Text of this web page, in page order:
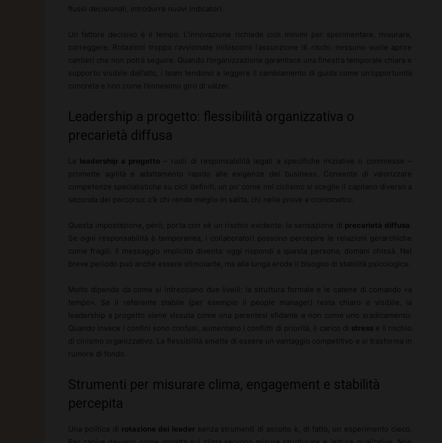
flussi decisionali, introdurre nuovi indicatori.
Un fattore decisivo è il tempo. L’innovazione richiede cicli minimi per sperimentare, misurare,
correggere. Rotazioni troppo ravvicinate inibiscono l’assunzione di rischi: nessuno vuole aprire
cantieri che non potrà seguire. Quando l’organizzazione garantisce una finestra temporale chiara e
supporto visibile dall’alto, i team tendono a leggere il cambiamento di guida come un’opportunità
concreta e non come l’ennesimo giro di valzer.
Leadership a progetto: flessibilità organizzativa o
precarietà diffusa
La leadership a progetto – ruoli di responsabilità legati a specifiche iniziative o commesse –
promette agilità e adattamento rapido alle esigenze del business. Consente di valorizzare
competenze specialistiche su cicli definiti, un po’ come nel ciclismo si sceglie il capitano diverso a
seconda del percorso: c’è chi rende meglio in salita, chi nelle prove a cronometro.
Questa impostazione, però, porta con sé un rischio evidente: la sensazione di precarietà diffusa
Se ogni responsabilità è temporanea, i collaboratori possono percepire le relazioni gerarchiche
come fragili. Il messaggio implicito diventa: oggi rispondi a questa persona, domani chissà. Nel
breve periodo può anche essere stimolante, ma alla lunga erode il bisogno di stabilità psicologica.
Molto dipende da come si intrecciano due livelli: la struttura formale e le catene di comando «a
tempo». Se il referente stabile (per esempio il people manager) resta chiaro e visibile, la
leadership a progetto viene vissuta come una parentesi sfidante e non come uno sradicamento.
Quando invece i confini sono confusi, aumentano i conflitti di priorità, il carico di stress e il rischio
di cinismo organizzativo. La flessibilità smette di essere un vantaggio competitivo e si trasforma in
rumore di fondo.
Strumenti per misurare clima, engagement e stabilità
percepita
Una politica di rotazione dei leader senza strumenti di ascolto è, di fatto, un esperimento cieco.